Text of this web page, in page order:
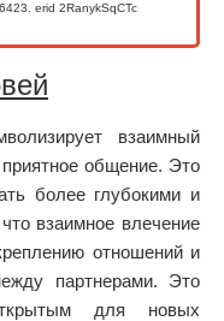
erid 2RanykSqCTc
взаимный
общение. Это
более глубокими и
взаимное влечение
отношений и
партнерами. Это
для новых